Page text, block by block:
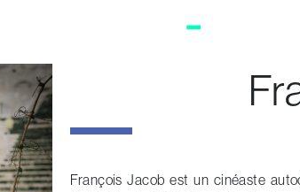
François Jacob est un cinéaste